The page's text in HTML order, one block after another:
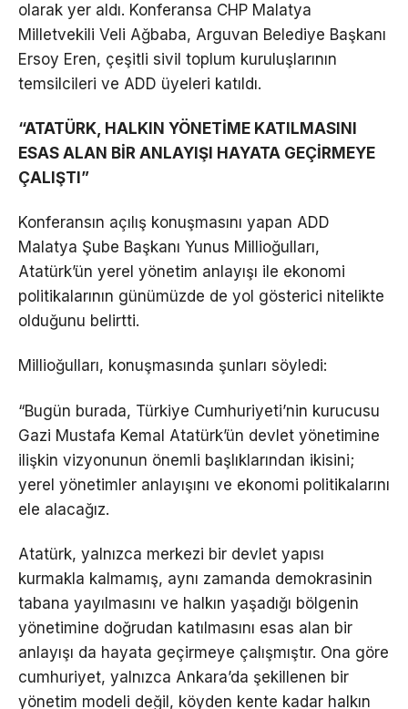
olarak yer aldı. Konferansa CHP Malatya
Milletvekili Veli Ağbaba, Arguvan Belediye Başkanı
Ersoy Eren, çeşitli sivil toplum kuruluşlarının
temsilcileri ve ADD üyeleri katıldı.
“ATATÜRK, HALKIN YÖNETİME KATILMASINI
ESAS ALAN BİR ANLAYIŞI HAYATA GEÇİRMEYE
ÇALIŞTI”
Konferansın açılış konuşmasını yapan ADD
Malatya Şube Başkanı Yunus Millioğulları,
Atatürk’ün yerel yönetim anlayışı ile ekonomi
politikalarının günümüzde de yol gösterici nitelikte
olduğunu belirtti.
Millioğulları, konuşmasında şunları söyledi:
“Bugün burada, Türkiye Cumhuriyeti’nin kurucusu
Gazi Mustafa Kemal Atatürk’ün devlet yönetimine
ilişkin vizyonunun önemli başlıklarından ikisini;
yerel yönetimler anlayışını ve ekonomi politikalarını
ele alacağız.
Atatürk, yalnızca merkezi bir devlet yapısı
kurmakla kalmamış, aynı zamanda demokrasinin
tabana yayılmasını ve halkın yaşadığı bölgenin
yönetimine doğrudan katılmasını esas alan bir
anlayışı da hayata geçirmeye çalışmıştır. Ona göre
cumhuriyet, yalnızca Ankara’da şekillenen bir
yönetim modeli değil, köyden kente kadar halkın